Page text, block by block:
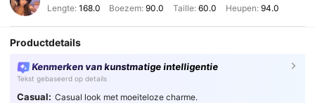
Lengte: 168.0 Boezem:90.0 Taille: 60.0 Heupen: 94.0
Productdetails
Kenmerken van kunstmatige intelligentie
Tekst gebaseerd op details
Casual: Casual look met moeiteloze charme.